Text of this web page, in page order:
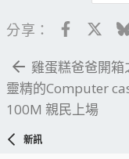
分享：
雞蛋糕爸爸開箱
靈精的Computer
100M 親民上場
新訊